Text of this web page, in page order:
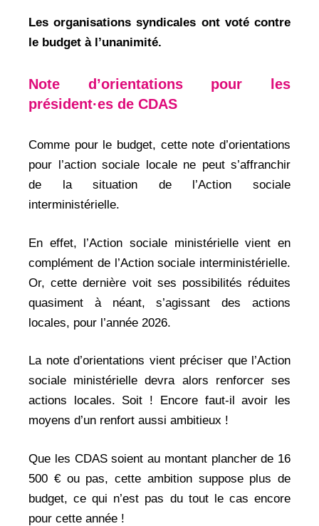
Les organisations syndicales ont voté contre
le budget à l’unanimité.
Note d’orientations pour les
président·es de CDAS
Comme pour le budget, cette note d’orientations
pour l’action sociale locale ne peut s’affranchir
de la situation de l’Action sociale
interministérielle.
En effet, l’Action sociale ministérielle vient en
complément de l’Action sociale interministérielle.
Or, cette dernière voit ses possibilités réduites
quasiment à néant, s’agissant des actions
locales, pour l’année 2026.
La note d’orientations vient préciser que l’Action
sociale ministérielle devra alors renforcer ses
actions locales. Soit ! Encore faut-il avoir les
moyens d’un renfort aussi ambitieux !
Que les CDAS soient au montant plancher de 16
500 € ou pas, cette ambition suppose plus de
budget, ce qui n’est pas du tout le cas encore
pour cette année !